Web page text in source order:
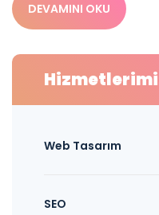
DEVAMINI OKU
Web Tasarım
SEO